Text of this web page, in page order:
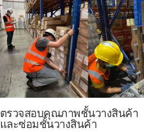
ตรวจสอบคุณภาพชั้นวางสินค้า
และซ่อมชั้นวางสินค้า